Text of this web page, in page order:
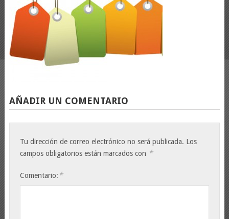
AÑADIR UN COMENTARIO
Tu dirección de correo electrónico no será publicada. Los
campos obligatorios están marcados con *
Comentario: *